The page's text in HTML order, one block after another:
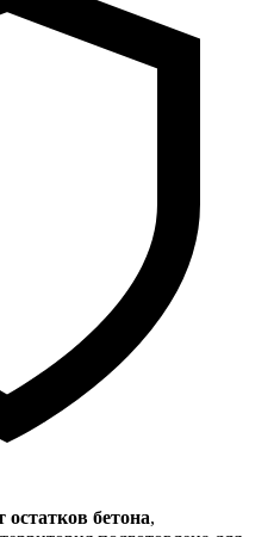
остатков бетона,